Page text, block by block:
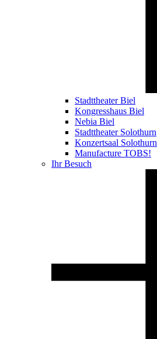
Stadttheater Biel
Kongresshaus Biel
Nebia Biel
Stadttheater Solothurn
Konzertsaal Solothurn
Manufacture TOBS!
Ihr Besuch